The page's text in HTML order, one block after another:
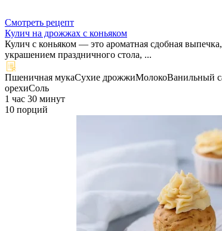
Смотреть рецепт
Кулич на дрожжах с коньяком
Кулич с коньяком — это ароматная сдобная
украшением праздничного стола, ...
Пшеничная мукаСухие дрожжиМолокоВанильный
орехиСоль
1 час 30 минут
10 порций